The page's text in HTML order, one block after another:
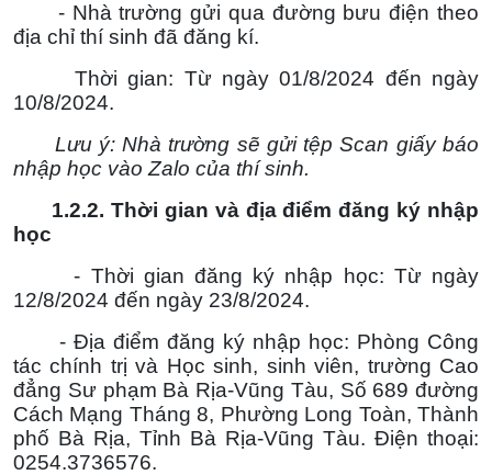
- Nhà trường gửi qua đường bưu điện theo
địa chỉ thí sinh đã đăng kí.
Thời gian: Từ ngày 01/8/2024 đến ngày
10/8/2024.
Lưu ý: Nhà trường sẽ gửi tệp Scan giấy báo
nhập học vào Zalo của thí sinh.
1.2.2. Thời gian và địa điểmđăng ký nhập
học
- Thời gian đăng ký nhập học: Từ ngày
12/8/2024 đến ngày 23/8/2024.
- Địa điểm đăng ký nhập học: Phòng Công
tác chính trị và Học sinh, sinh viên, trường Cao
đẳng Sư phạm Bà Rịa-Vũng Tàu, Số 689 đường
Cách Mạng Tháng 8, Phường Long Toàn, Thành
phố Bà Rịa, Tỉnh Bà Rịa-Vũng Tàu. Điện thoại:
0254.3736576.